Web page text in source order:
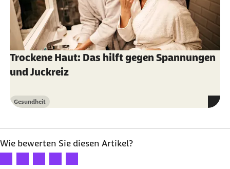
Trockene Haut: Das hilft gegen Spannungen
und Juckreiz
Kategorie
Gesundheit
Wie bewerten Sie diesen Artikel?